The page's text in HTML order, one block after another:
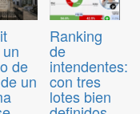
de
un
Ranking
de
intendentes:
con tres
lotes bien